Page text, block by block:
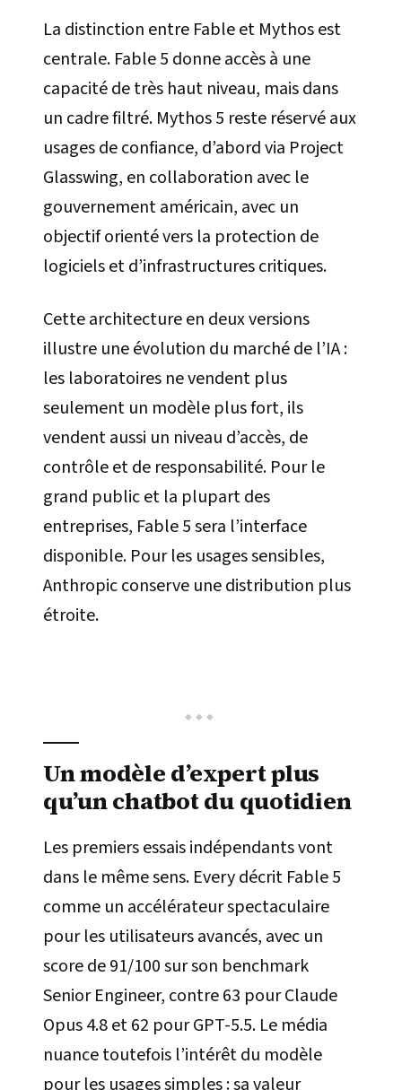
La distinction entre Fable et Mythos est
centrale. Fable 5 donne accès à une
capacité de très haut niveau, mais dans
un cadre filtré. Mythos 5 reste réservé aux
usages de confiance, d’abord via Project
Glasswing, en collaboration avec le
gouvernement américain, avec un
objectif orienté vers la protection de
logiciels et d’infrastructures critiques.
Cette architecture en deux versions
illustre une évolution du marché de l’IA :
les laboratoires ne vendent plus
seulement un modèle plus fort, ils
vendent aussi un niveau d’accès, de
contrôle et de responsabilité. Pour le
grand public et la plupart des
entreprises, Fable 5 sera l’interface
disponible. Pour les usages sensibles,
Anthropic conserve une distribution plus
étroite.
Un modèle d’expert plus
qu’un chatbot du quotidien
Les premiers essais indépendants vont
dans le même sens. Every décrit Fable 5
comme un accélérateur spectaculaire
pour les utilisateurs avancés, avec un
score de 91/100 sur son benchmark
Senior Engineer, contre 63 pour Claude
Opus 4.8 et 62 pour GPT-5.5. Le média
nuance toutefois l’intérêt du modèle
pour les usages simples : sa valeur